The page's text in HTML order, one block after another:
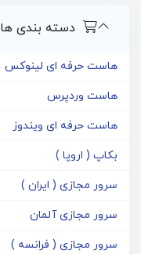
دسته بندی ها
هاست حرفه ای لینوکس
هاست وردپرس
هاست حرفه ای ویندوز
بکاپ ( اروپا )
سرور مجازی ( ایران )
سرور مجازی آلمان
سرور مجازی ( فرانسه )